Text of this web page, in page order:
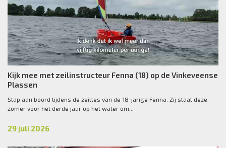
Kijk mee met zeilinstructeur Fenna (18) op de Vinkeveense
Plassen
Stap aan boord tijdens de zeilles van de 18-jarige Fenna. Zij staat deze
zomer voor het derde jaar op het water om...
29 juli 2026